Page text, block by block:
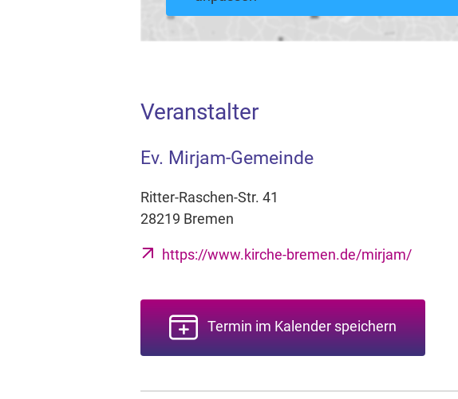
Veranstalter
Ev. Mirjam-Gemeinde
Ritter-Raschen-Str. 41
28219 Bremen
https://www.kirche-bremen.de/mirjam/
Termin im Kalender speichern